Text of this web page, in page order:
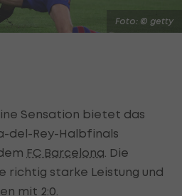
Foto: © getty
Sensation bietet das
del-Rey-Halbfinals
FC Barcelona . Die
richtig starke Leistung und
mit 2:0.